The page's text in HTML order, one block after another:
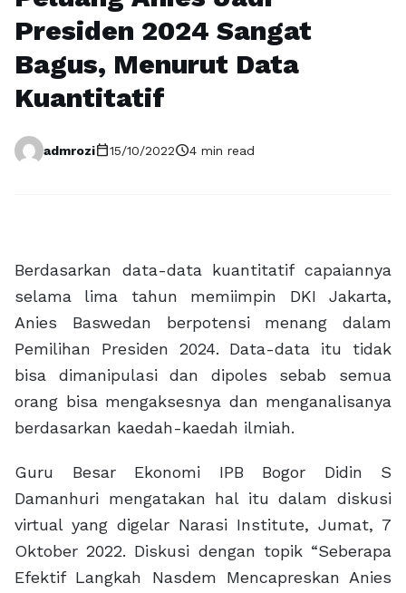
Presiden 2024 Sangat
Bagus, Menurut Data
Kuantitatif
admrozicalendar_today15/10/2022schedule4 min read
Berdasarkan data-data kuantitatif capaiannya
selama lima tahun memiimpin DKI Jakarta,
Anies Baswedan berpotensi menang dalam
Pemilihan Presiden 2024. Data-data itu tidak
bisa dimanipulasi dan dipoles sebab semua
orang bisa mengaksesnya dan menganalisanya
berdasarkan kaedah-kaedah ilmiah.
Guru Besar Ekonomi IPB Bogor Didin S
Damanhuri mengatakan hal itu dalam diskusi
virtual yang digelar Narasi Institute, Jumat, 7
Oktober 2022. Diskusi dengan topik “Seberapa
Efektif Langkah Nasdem Mencapreskan Anies